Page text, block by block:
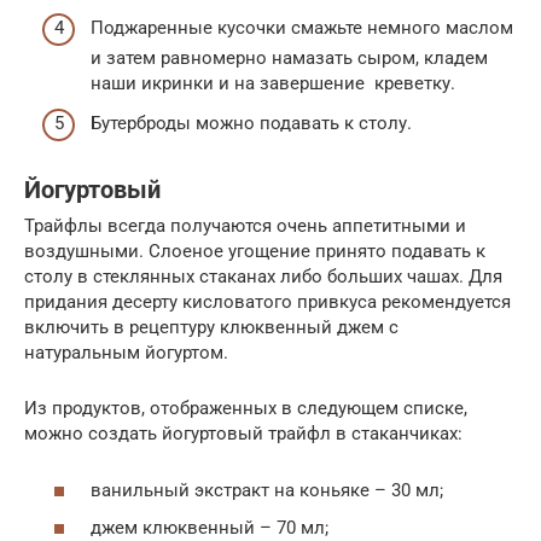
Поджаренные кусочки смажьте немного маслом
и затем равномерно намазать сыром, кладем
наши икринки и на завершение креветку.
Бутерброды можно подавать к столу.
Йогуртовый
Трайфлы всегда получаются очень аппетитными и
воздушными. Слоеное угощение принято подавать к
столу в стеклянных стаканах либо больших чашах. Для
придания десерту кисловатого привкуса рекомендуется
включить в рецептуру клюквенный джем с
натуральным йогуртом.
Из продуктов, отображенных в следующем списке,
можно создать йогуртовый трайфл в стаканчиках:
ванильный экстракт на коньяке – 30 мл;
джем клюквенный – 70 мл;